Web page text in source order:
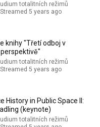
Mallota
totalitních režimů
5 years ago
knihy "Třetí odboj v
totalitních režimů
5 years ago
History in Public Space II:
(keynote)
totalitních režimů